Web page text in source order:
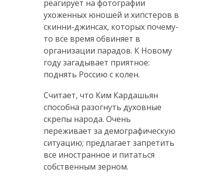
реагирует на фотографии
ухоженных юношей и хипстеров в
скинни-джинсах, которых почему-
то все время обвиняет в
организации парадов. К Новому
году загадывает приятное:
поднять Россию с колен.
Считает, что Ким Кардашьян
способна разогнуть духовные
скрепы народа. Очень
переживает за демографическую
ситуацию; предлагает запретить
все иностранное и питаться
собственным зерном.